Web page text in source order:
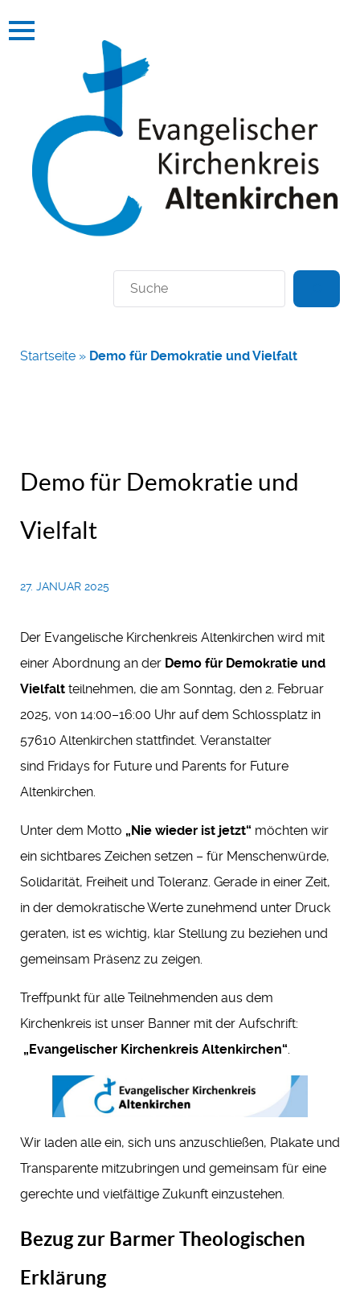
Suchen
Startseite » Demo für Demokratie und Vielfalt
Demo für Demokratie und
Vielfalt
27. JANUAR 2025
Der Evangelische Kirchenkreis Altenkirchen wird mit
einer Abordnung an der Demo für Demokratie und
Vielfalt teilnehmen, die am Sonntag, den 2. Februar
2025, von 14:00–16:00 Uhr auf dem Schlossplatz in
57610 Altenkirchen stattfindet. Veranstalter
sind Fridays for Future und Parents for Future
Altenkirchen.
Unter dem Motto „Nie wieder ist jetzt“ möchten wir
ein sichtbares Zeichen setzen – für Menschenwürde,
Solidarität, Freiheit und Toleranz. Gerade in einer Zeit,
in der demokratische Werte zunehmend unter Druck
geraten, ist es wichtig, klar Stellung zu beziehen und
gemeinsam Präsenz zu zeigen.
Treffpunkt für alle Teilnehmenden aus dem
Kirchenkreis ist unser Banner mit der Aufschrift:
„Evangelischer Kirchenkreis Altenkirchen“.
Wir laden alle ein, sich uns anzuschließen, Plakate und
Transparente mitzubringen und gemeinsam für eine
gerechte und vielfältige Zukunft einzustehen.
Bezug zur Barmer Theologischen
Erklärung